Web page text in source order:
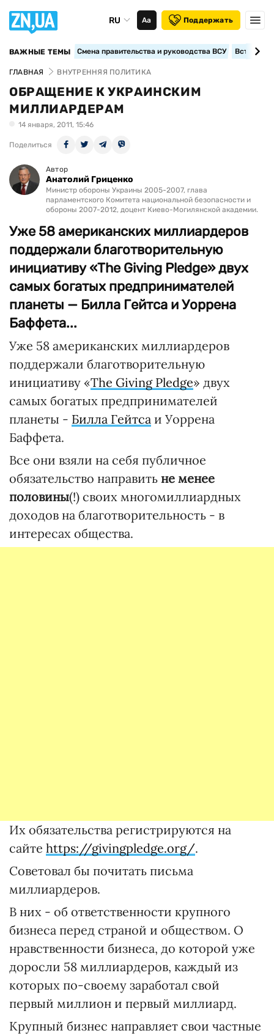
RU Аа Поддержать
ВАЖНЫЕ ТЕМЫ Смена правительства и руководства ВСУ
ГЛАВНАЯ ВНУТРЕННЯЯ ПОЛИТИКА
ОБРАЩЕНИЕ К УКРАИНСКИМ
МИЛЛИАРДЕРАМ
14 января, 2011, 15:46
Поделиться
Автор
Анатолий Гриценко
Министр обороны Украины 2005-2007, глава
парламентского Комитета национальной безопасности и
обороны 2007-2012, доцент Киево-Могилянской академии.
Уже 58 американских миллиардеров
поддержали благотворительную
инициативу «The Giving Pledge» двух
самых богатых предпринимателей
планеты — Билла Гейтса и Уоррена
Баффета...
Уже 58 американских миллиардеров
поддержали благотворительную
инициативу «The Giving Pledge» двух
самых богатых предпринимателей
планеты - Билла Гейтса и Уоррена
Баффета.
Все они взяли на себя публичное
обязательство направить не менее
половины(!) своих многомиллиардных
доходов на благотворительность - в
интересах общества.
Их обязательства регистрируются на
сайте https://givingpledge.org/.
Советовал бы почитать письма
миллиардеров.
В них - об ответственности крупного
бизнеса перед страной и обществом. О
нравственности бизнеса, до которой уже
доросли 58 миллиардеров, каждый из
которых по-своему заработал свой
первый миллион и первый миллиард.
Крупный бизнес направляет свои частные